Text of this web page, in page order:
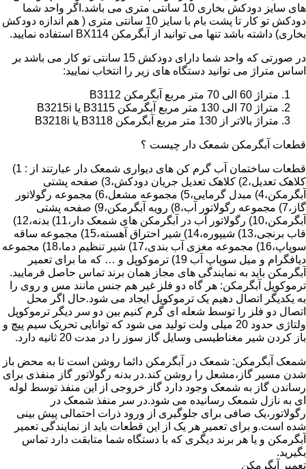
های سایز دودکش بخاری 10 سانتی متری می باشد.اگر واحد شما
دودکش تو کار تا پشت بام با سایز 10 سانتی متری ( هم اندازه دودکش
بخاری) داشته باشد تنها می توانید از آبگرمکن BX114 استفاده نمایید.
در صورتی که واحد شما دارای دودکش 15 سانتی تو کار می باشد بر
اساس متراژ می توانید دستگاه های زیر را انتخاب نمایید:
متراژ 60 الی 70 متر مربع آبگرمکن B3112
متراژ 70 الی 130 متر مربع آبگرمکن B3115 یا B3215i
متراژ بالاتر از 130 متر مربع آبگرمکن B3118 یا B3218i
قطعات آبگرمکن شمعک دار چیست ؟
قطعات ساختمان آب گرم کن های دیواری شمعک دار عبارتند از : 1)
کلاهک تعدیل،2) کلاهک تعدیل جریان دودکش،3) صفحه پشتی
آبگرمکن،4) مبدل گرمایی،5) مجموعه مشعل،6) مجموعه رگولاتور
گاز،7) مجموعه رگولاتور آب،8) رویه آبگرمکن،9) صفحه پشتی
آبگرمکن،10) رگولاتور آب در آبگرمکن های شمعک دار،11) بدنه،12)
قاب برنجی،13) شیپوره،14) شیر احتراق آهسته،15) مجموعه ساقه
سوپاپ،16) مجموعه مغزی آب بندی،17) شیر تنظیم دما،18) مجموعه
دیافگرام و میل سوپاپ آب 19) ترموکوپل و … که ما برای تعمیر
آبگرمکن باید به نمایندگی های مجاز همان برند تماس حاصل فرمایید.
ترموکوپل آبگرمکن: هر گاه دو فلز غیر هم جنس مانند مس و روی را
به یکدیگر اتصال دهیم یک ترموکوپل ایجاد می شود.حال اگر محل
اتصال دو فلز را توسط شعله ای گرم کنیم بین دو سر دیگر ترموکوپل
ولتاژی حدود 20 میلی ولت تولید می شود که توانایی تحریک سیم پیچ و
باز کردن شیر مغناطیسی وسایل گاز سوز را در مدت 20 ثانیه دارد.
شمعک آبگرمکن: شمعک در آبگرمکن دائما روشن است تا به محض باز
شدن مسیر گاز،مشعل را روشن کند.در بدنه رگولاتور گاز منفذی برای
رساندن گاز به شمعک وجود دارد گاز خروجی از این منفذ توسط لوله
ای به نازل شمعک رسانیده می شود.در سر منفذ شمعک در
رگولاتور،یک صافی برای جلوگیری از ورود ذرات احتمالی پیش بینی
شده است.و برای تعمیر هر یک از این قطعات باید از نمایندگی تعمیر
آبگرمکن و یا هر برند دیگری که با دستگاه شما متابقت دارد تماس
بگیرید.
تعمیر آبگرمکن